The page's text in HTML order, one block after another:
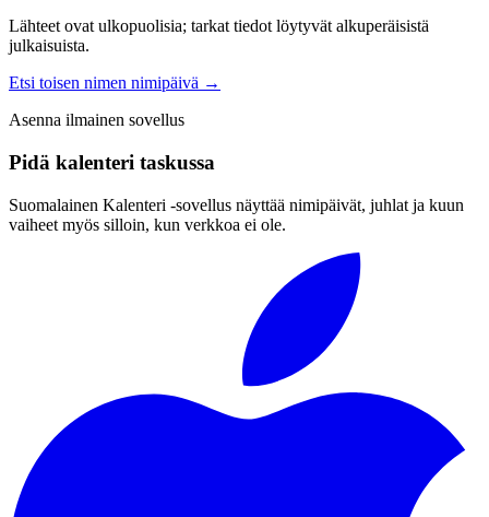
Lähteet ovat ulkopuolisia; tarkat tiedot löytyvät alkuperäisistä
julkaisuista.
Etsi toisen nimen nimipäivä →
Asenna ilmainen sovellus
Pidä kalenteri taskussa
Suomalainen Kalenteri ‑sovellus näyttää nimipäivät, juhlat ja kuun
vaiheet myös silloin, kun verkkoa ei ole.